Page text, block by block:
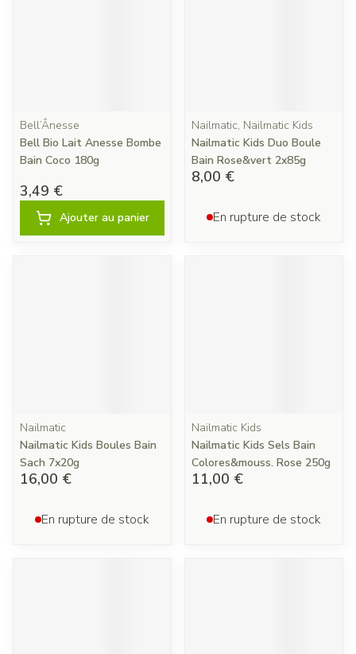
Bell’Ânesse
Bell Bio Lait Anesse Bombe
Bain Coco 180g
3,49 €
Ajouter au panier
Nailmatic, Nailmatic Kids
Nailmatic Kids Duo Boule
Bain Rose&vert 2x85g
8,00 €
En rupture de stock
Nailmatic
Nailmatic Kids Boules Bain
Sach 7x20g
16,00 €
En rupture de stock
Nailmatic Kids
Nailmatic Kids Sels Bain
Colores&mouss. Rose 250g
11,00 €
En rupture de stock